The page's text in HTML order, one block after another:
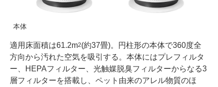
本体
適用床面積は61.2m2(約37畳)。円柱形の本体で360度全
方向から汚れた空気を吸引する。本体にはプレフィルタ
ー、HEPAフィルター、光触媒脱臭フィルターからなる3
層フィルターを搭載し、ペット由来のアレル物質のほ